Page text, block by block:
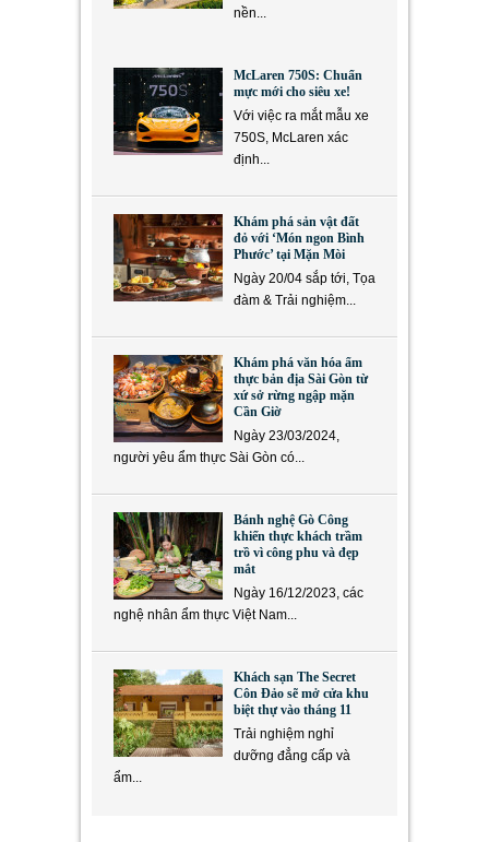
nền...
McLaren 750S: Chuẩn
mực mới cho siêu xe!
Với việc ra mắt mẫu xe
750S, McLaren xác
định...
Khám phá sản vật đất
đỏ với ‘Món ngon Bình
Phước’ tại Mặn Mòi
Ngày 20/04 sắp tới, Tọa
đàm & Trải nghiệm...
Khám phá văn hóa ẩm
thực bản địa Sài Gòn từ
xứ sở rừng ngập mặn
Cần Giờ
Ngày 23/03/2024,
người yêu ẩm thực Sài Gòn có...
Bánh nghệ Gò Công
khiến thực khách trầm
trồ vì công phu và đẹp
mắt
Ngày 16/12/2023, các
nghệ nhân ẩm thực Việt Nam...
Khách sạn The Secret
Côn Đảo sẽ mở cửa khu
biệt thự vào tháng 11
Trải nghiệm nghỉ
dưỡng đẳng cấp và
ẩm...